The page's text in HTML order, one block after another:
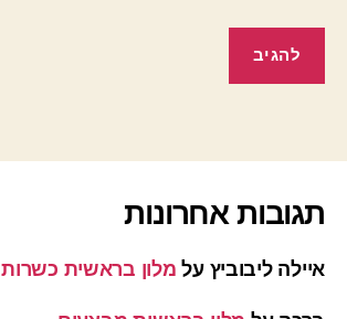
תגובות אחרונות
איילה ליבוביץ על מלון בראשית כשרות